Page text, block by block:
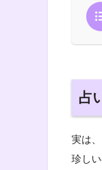
占
実は
珍しい